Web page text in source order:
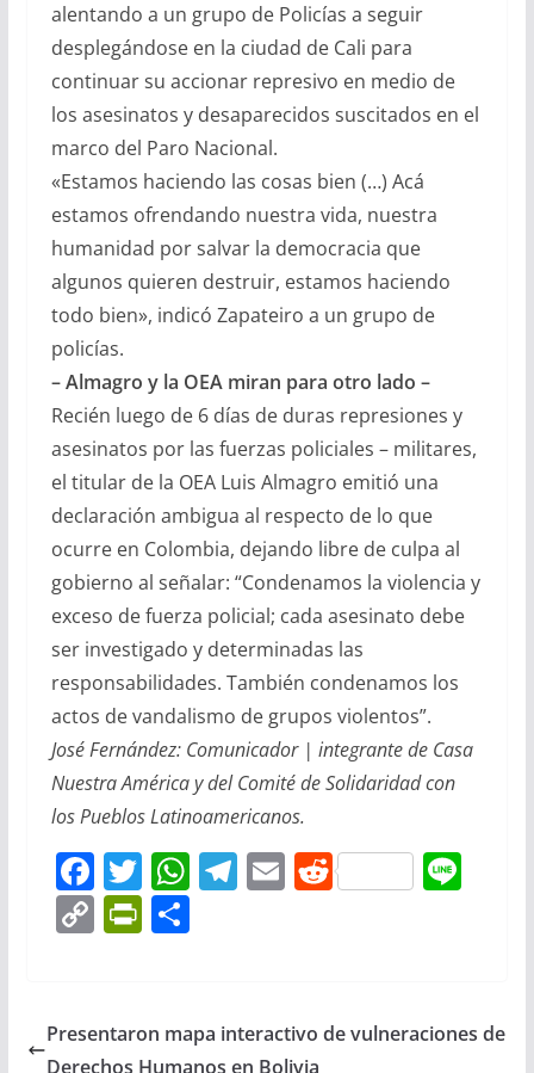
alentando a un grupo de Policías a seguir
desplegándose en la ciudad de Cali para
continuar su accionar represivo en medio de
los asesinatos y desaparecidos suscitados en el
marco del Paro Nacional.
«Estamos haciendo las cosas bien (…) Acá
estamos ofrendando nuestra vida, nuestra
humanidad por salvar la democracia que
algunos quieren destruir, estamos haciendo
todo bien», indicó Zapateiro a un grupo de
policías.
– Almagro y la OEA miran para otro lado –
Recién luego de 6 días de duras represiones y
asesinatos por las fuerzas policiales – militares,
el titular de la OEA Luis Almagro emitió una
declaración ambigua al respecto de lo que
ocurre en Colombia, dejando libre de culpa al
gobierno al señalar: “Condenamos la violencia y
exceso de fuerza policial; cada asesinato debe
ser investigado y determinadas las
responsabilidades. También condenamos los
actos de vandalismo de grupos violentos”.
José Fernández: Comunicador | integrante de Casa
Nuestra América y del Comité de Solidaridad con
los Pueblos Latinoamericanos.
F
a
c
b
o
T
w
itt
W
h
at
A
p
T
a
m
E R
t
Li
C
y
Pr
ri
C
p
Presentaron mapa interactivo de vulneraciones de
Derechos Humanos en Bolivia